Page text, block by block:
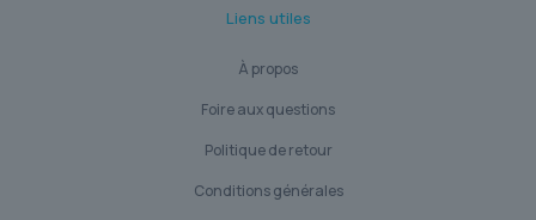
Liens utiles
À propos
Foire aux questions
Politique de retour
Conditions générales